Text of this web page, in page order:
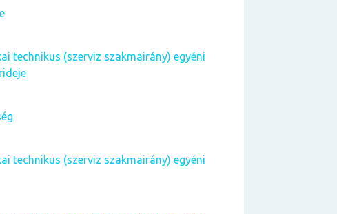
technikus (szerviz szakmairány) egyéni
technikus (szerviz szakmairány) egyéni